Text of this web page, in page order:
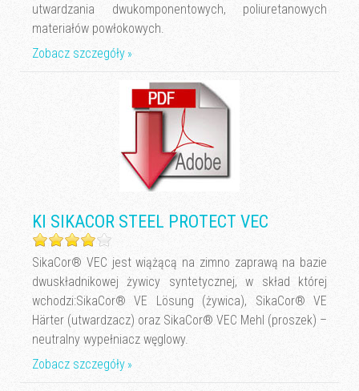
utwardzania dwukomponentowych, poliuretanowych
materiałów powłokowych.
Zobacz szczegóły
KI SIKACOR STEEL PROTECT VEC
SikaCor® VEC jest wiążącą na zimno zaprawą na bazie
dwuskładnikowej żywicy syntetycznej, w skład której
wchodzi:SikaCor® VE Lösung (żywica), SikaCor® VE
Härter (utwardzacz) oraz SikaCor® VEC Mehl (proszek) –
neutralny wypełniacz węglowy.
Zobacz szczegóły